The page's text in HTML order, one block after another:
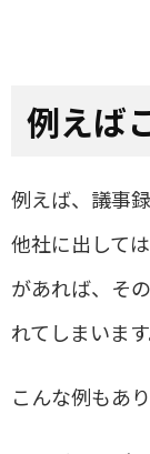
例えば
例えば、議事
他社に出して
があれば、そ
れてしまいます
こんな例もあ